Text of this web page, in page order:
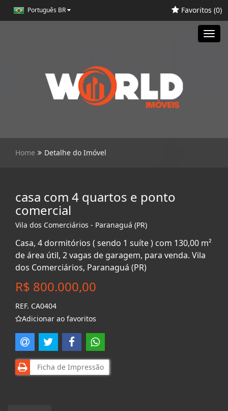
Português BR Favoritos (0)
Home Detalhe do Imóvel
casa com 4 quartos e ponto
comercial
Vila dos Comerciários - Paranaguá (PR)
Casa, 4 dormitórios ( sendo 1 suíte ) com 130,00 m²
de área útil, 2 vagas de garagem, para venda. Vila
dos Comerciários, Paranaguá (PR)
R$ 800.000,00
REF. CA0404
Adicionar ao favoritos
Ficha de Impressão